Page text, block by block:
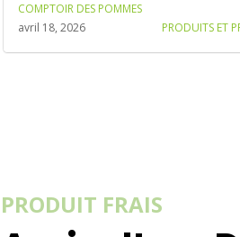
COMPTOIR DES POMMES
avril 18, 2026
PRODUITS ET
PRODUIT FRAIS